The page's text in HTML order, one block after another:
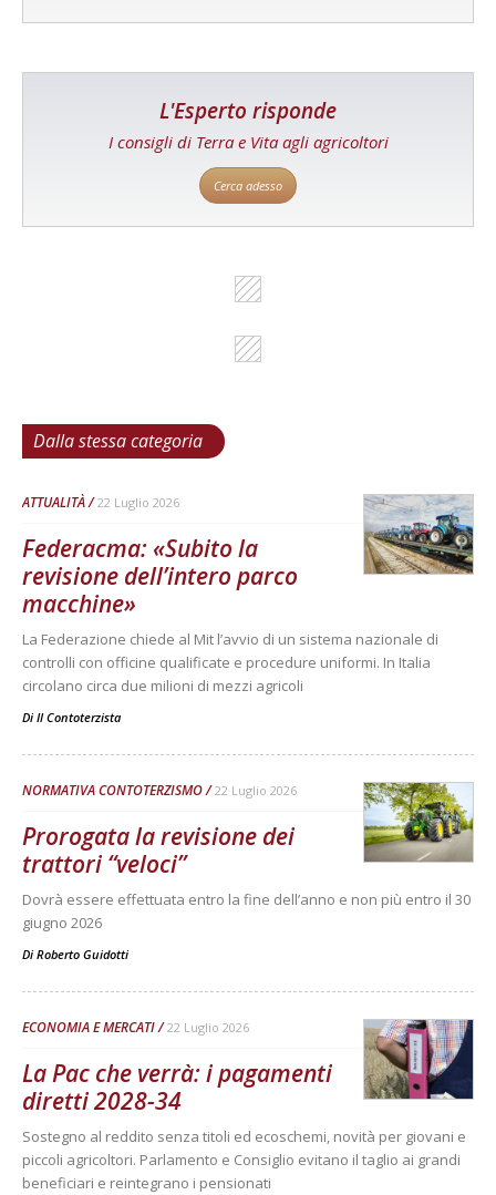
L'Esperto risponde
I consigli di Terra e Vita agli agricoltori
Cerca adesso
Dalla stessa categoria
ATTUALITÀ 22 Luglio 2026
Federacma: «Subito la
revisione dell’intero parco
macchine»
La Federazione chiede al Mit l’avvio di un sistema nazionale di
controlli con officine qualificate e procedure uniformi. In Italia
circolano circa due milioni di mezzi agricoli
Di Il Contoterzista
NORMATIVA CONTOTERZISMO 22 Luglio 2026
Prorogata la revisione dei
trattori “veloci”
Dovrà essere effettuata entro la fine dell’anno e non più entro il 30
giugno 2026
Di Roberto Guidotti
ECONOMIA E MERCATI 22 Luglio 2026
La Pac che verrà: i pagamenti
diretti 2028-34
Sostegno al reddito senza titoli ed ecoschemi, novità per giovani e
piccoli agricoltori. Parlamento e Consiglio evitano il taglio ai grandi
beneficiari e reintegrano i pensionati